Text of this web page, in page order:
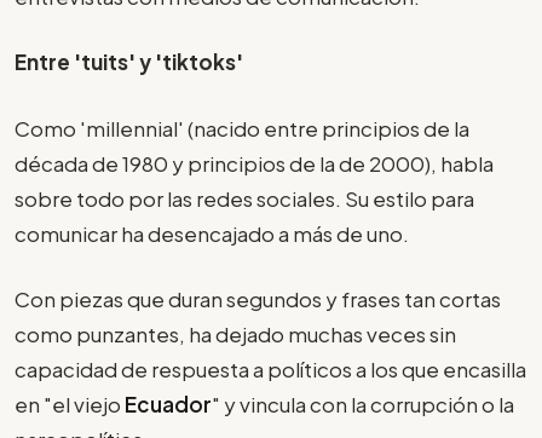
Entre 'tuits' y 'tiktoks'
Como 'millennial' (nacido entre principios de la
década de 1980 y principios de la de 2000), habla
sobre todo por las redes sociales. Su estilo para
comunicar ha desencajado a más de uno.
Con piezas que duran segundos y frases tan cortas
como punzantes, ha dejado muchas veces sin
capacidad de respuesta a políticos a los que encasilla
en "el viejo Ecuador" y vincula con la corrupción o la